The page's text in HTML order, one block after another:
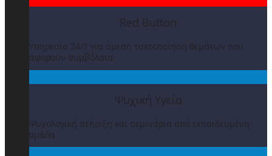
Red Button
Υπηρεσία 24/7 για άμεση τακτοποίηση θεμάτων που
αφορούν συμβόλαια
Ψυχική Υγεία
Ψυχολογική στήριξη και σεμινάρια από εκπαιδευμένη
ομάδα